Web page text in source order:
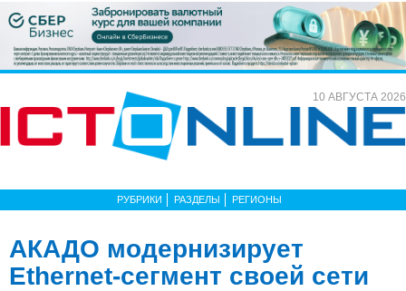
10 АВГУСТА 2026
РУБРИКИ РАЗДЕЛЫ РЕГИОНЫ
АКАДО модернизирует
Ethernet-сегмент своей сети